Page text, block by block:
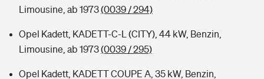
Limousine, ab 1973(0039 / 294)
Opel Kadett, KADETT-C-L (CITY), 44 kW, Benzin,
Limousine, ab 1973(0039 / 295)
Opel Kadett, KADETT COUPE A, 35 kW, Benzin,